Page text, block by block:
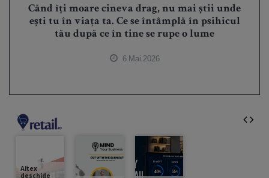
Când îți moare cineva drag, nu mai știi unde
ești tu în viața ta. Ce se întâmplă în psihicul
tău după ce în tine se rupe o lume
6 Mai 2026